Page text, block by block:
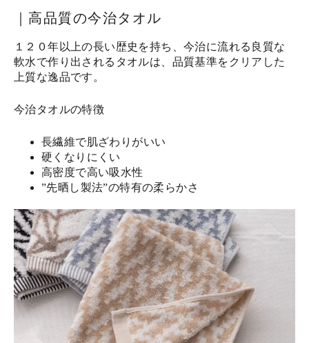
｜高品質の今治タオル
１２０年以上の長い歴史を持ち、今治に流れる良質な
軟水で作り出されるタオルは、品質基準をクリアした
上質な逸品です。
今治タオルの特徴
長繊維で肌ざわりがいい
硬くなりにくい
高密度で高い吸水性
”先晒し製法”の特有の柔らかさ